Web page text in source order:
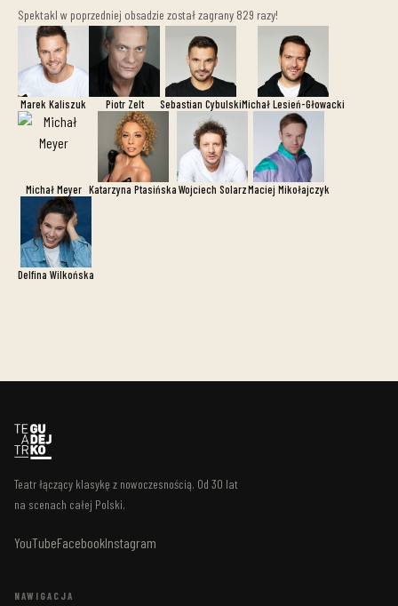
Spektakl w poprzedniej obsadzie został zagrany 829 razy!
Marek Kaliszuk Piotr Zelt Sebastian CybulskiMichał Lesień-Głowacki
Michał Meyer Katarzyna PtasińskaWojciech SolarzMaciej Mikołajczyk
Delfina Wilkońska
Teatr łączący klasykę z nowoczesnością. Od 30 lat
na scenach całej Polski.
YouTubeFacebookInstagram
NAWIGACJA